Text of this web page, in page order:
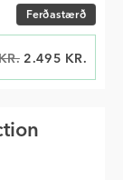
Veldu stærð
Ferðastærð
2.495 KR.